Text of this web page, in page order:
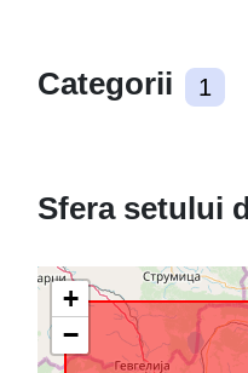
Categorii 1
Sfera setului
+
−